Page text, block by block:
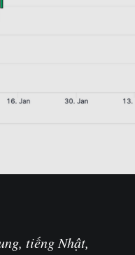
tiếng Nhật,